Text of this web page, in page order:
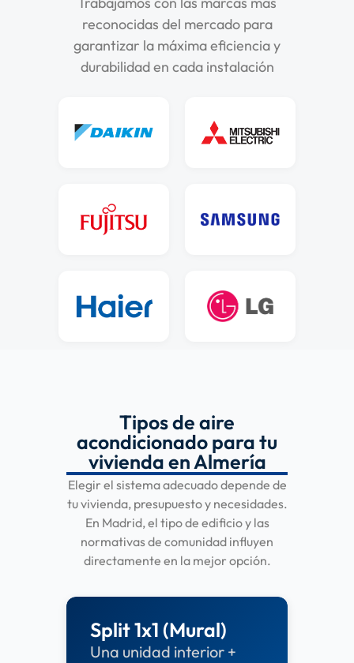
reconocidas del mercado para
garantizar la máxima eficiencia y
durabilidad en cada instalación
Tipos de aire
acondicionado para tu
vivienda en Almería
Elegir el sistema adecuado depende de
tu vivienda, presupuesto y necesidades.
En Madrid, el tipo de edificio y las
normativas de comunidad influyen
directamente en la mejor opción.
Split 1x1 (Mural)
Una unidad interior +